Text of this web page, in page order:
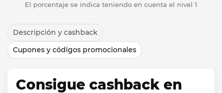
El porcentaje se indica teniendo en cuenta el nivel 1
Descripción y cashback
Cupones y códigos promocionales
Consigue cashback en